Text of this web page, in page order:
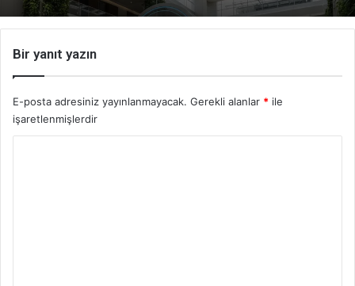
Bir yanıt yazın
E-posta adresiniz yayınlanmayacak. Gerekli alanlar * ile
işaretlenmişlerdir